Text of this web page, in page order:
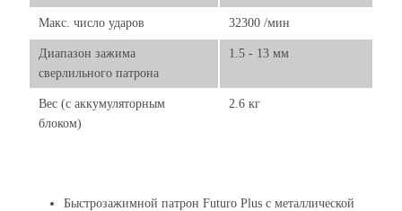
Макс. число ударов 32300 /мин
Диапазон зажима
сверлильного патрона
1.5 - 13 мм
Вес (с аккумуляторным
блоком)
2.6 кг
Быстрозажимной патрон Futuro Plus с металлической